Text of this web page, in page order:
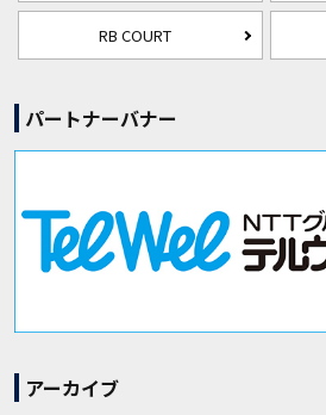
RB COURT
パートナーバナー
アーカイブ